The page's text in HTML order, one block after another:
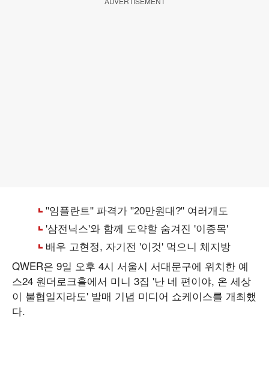
QWER은 9일 오후 4시 서울시 서대문구에 위치한 예
스24 원더로크홀에서 미니 3집 '난 네 편이야, 온 세상
이 불협일지라도' 발매 기념 미디어 쇼케이스를 개최했
다.